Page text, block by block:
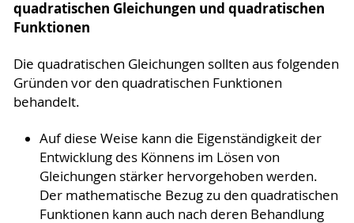
quadratischen Gleichungen und quadratischen
Funktionen
Die quadratischen Gleichungen sollten aus folgenden
Gründen vor den quadratischen Funktionen
behandelt.
Auf diese Weise kann die Eigenständigkeit der
Entwicklung des Könnens im Lösen von
Gleichungen stärker hervorgehoben werden.
Der mathematische Bezug zu den quadratischen
Funktionen kann auch nach deren Behandlung